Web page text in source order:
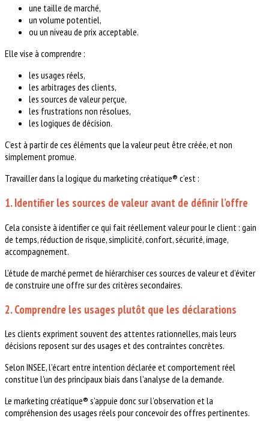
une taille de marché,
un volume potentiel,
ou un niveau de prix acceptable.
Elle vise à comprendre :
les usages réels,
les arbitrages des clients,
les sources de valeur perçue,
les frustrations non résolues,
les logiques de décision.
C’est à partir de ces éléments que la valeur peut être créée, et non
simplement promue.
Travailler dans la logique du marketing créatique® c’est :
1. Identifier les sources de valeur avant de définir l’offre
Cela consiste à identifier ce qui fait réellement valeur pour le client : gain
de temps, réduction de risque, simplicité, confort, sécurité, image,
accompagnement.
L’étude de marché permet de hiérarchiser ces sources de valeur et d’éviter
de construire une offre sur des critères secondaires.
2. Comprendre les usages plutôt que les déclarations
Les clients expriment souvent des attentes rationnelles, mais leurs
décisions reposent sur des usages et des contraintes concrètes.
Selon INSEE, l’écart entre intention déclarée et comportement réel
constitue l’un des principaux biais dans l’analyse de la demande.
Le marketing créatique® s’appuie donc sur l’observation et la
compréhension des usages réels pour concevoir des offres pertinentes.